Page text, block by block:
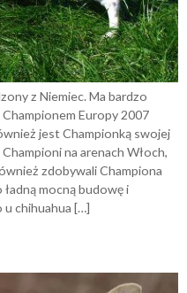
z Niemiec. Ma bardzo
Europy 2007
jest Championką swojej
na arenach Włoch,
zdobywali Championa
mocną budowę i
chihuahua […]